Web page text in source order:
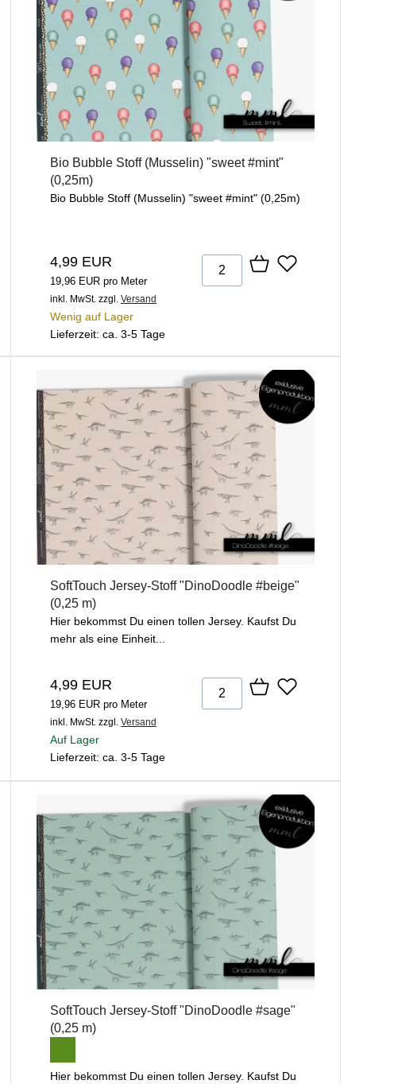
Bio Bubble Stoff (Musselin) "sweet #mint"
(0,25m)
Bio Bubble Stoff (Musselin) "sweet #mint" (0,25m)
4,99 EUR
19,96 EUR pro Meter
inkl. MwSt. zzgl. Versand
Wenig auf Lager
Lieferzeit: ca. 3-5 Tage
SoftTouch Jersey-Stoff "DinoDoodle #beige"
(0,25 m)
Hier bekommst Du einen tollen Jersey. Kaufst Du
mehr als eine Einheit...
4,99 EUR
19,96 EUR pro Meter
inkl. MwSt. zzgl. Versand
Auf Lager
Lieferzeit: ca. 3-5 Tage
SoftTouch Jersey-Stoff "DinoDoodle #sage"
(0,25 m)
Hier bekommst Du einen tollen Jersey. Kaufst Du